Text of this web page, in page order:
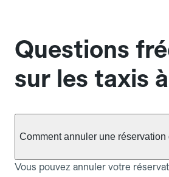
Questions
sur les taxis
Comment annuler une réservation
Vous pouvez annuler votre